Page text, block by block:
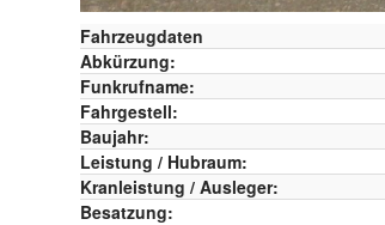
Fahrzeugdaten
Abkürzung:
Funkrufname:
Fahrgestell:
Baujahr:
Leistung / Hubraum:
Kranleistung / Ausleger:
Besatzung: